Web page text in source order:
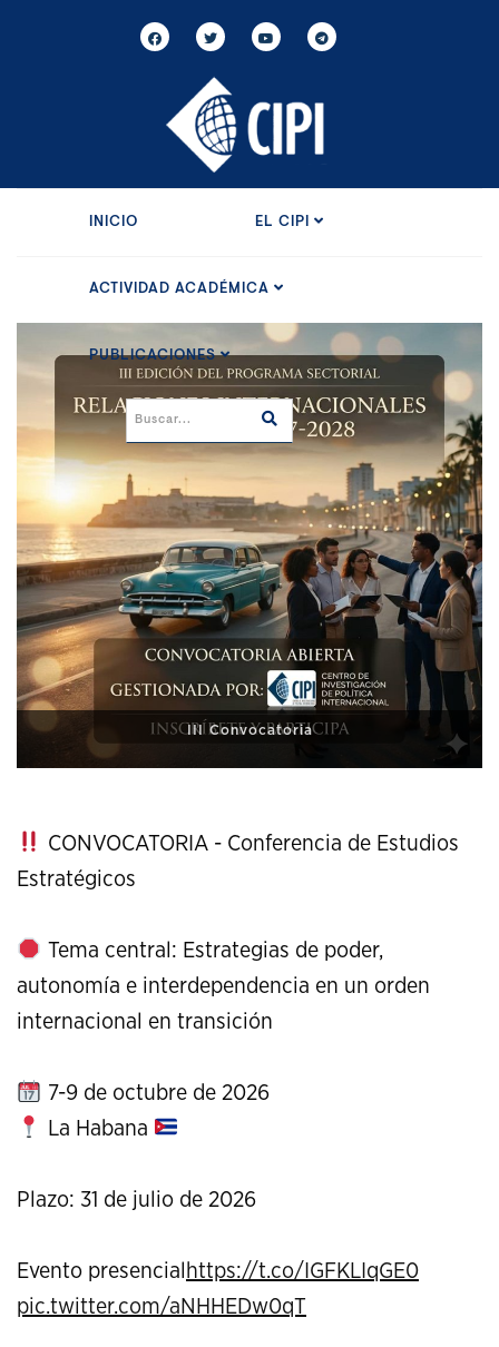
INICIO EL CIPI
ACTIVIDAD ACADÉMICA
PUBLICACIONES
XI Conference on Strategic Studies
CONVOCATORIA - Conferencia de Estudios
Estratégicos
Tema central: Estrategias de poder,
autonomía e interdependencia en un orden
internacional en transición
7-9 de octubre de 2026
La Habana
Plazo: 31 de julio de 2026
Evento presencial https://t.co/IGFKLIqGE0
pic.twitter.com/aNHHEDw0qT